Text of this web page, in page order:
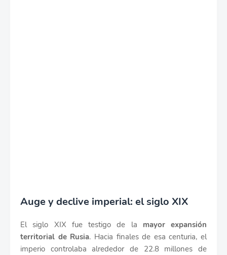
Auge y declive imperial: el siglo XIX
El siglo XIX fue testigo de la mayor expansión
territorial de Rusia. Hacia finales de esa centuria, el
imperio controlaba alrededor de 22.8 millones de